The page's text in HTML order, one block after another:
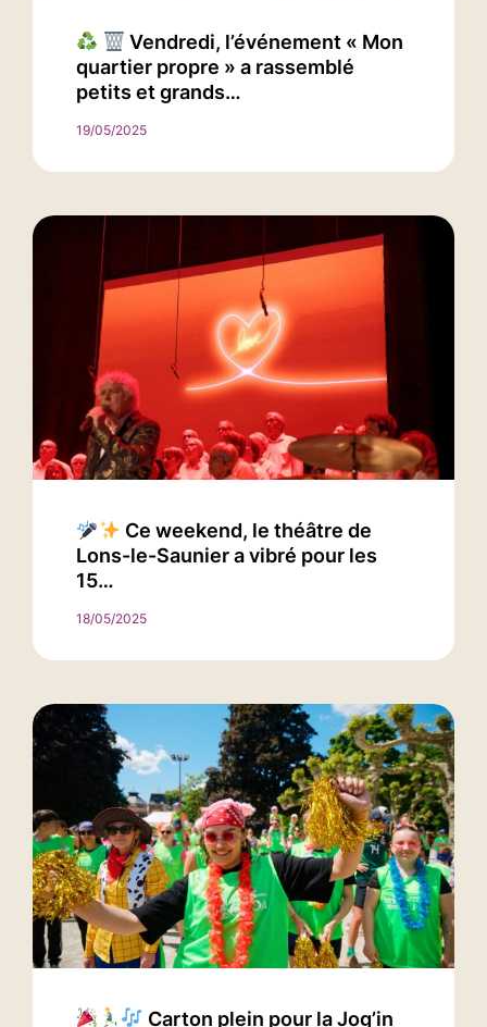
Vendredi, l’événement « Mon
quartier propre » a rassemblé
petits et grands…
19/05/2025
Ce weekend, le théâtre de
Lons-le-Saunier a vibré pour les
15…
18/05/2025
Carton plein pour la Jog’in